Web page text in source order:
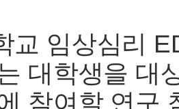
교 임상심리
대학생을 대
참여할 연구